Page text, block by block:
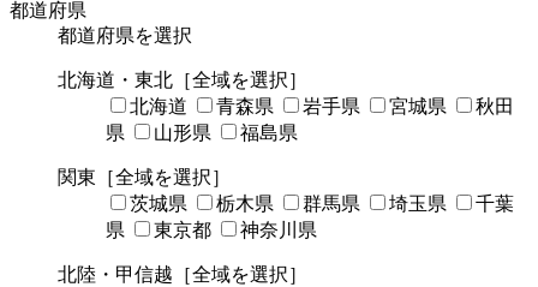
都道府県
都道府県を選択
北海道・東北 ［全域を選択］
北海道
青森県 岩手県 宮城県
秋田
県
山形県 福島県
関東 ［全域を選択］
茨城県
栃木県 群馬県 埼玉県
千葉
県
東京都 神奈川県
北陸・甲信越 ［全域を選択］